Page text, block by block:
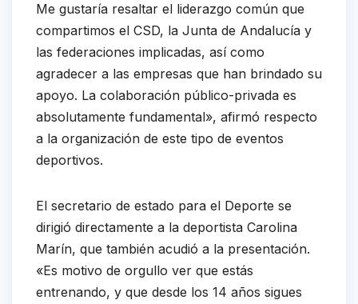
Me gustaría resaltar el liderazgo común que
compartimos el CSD, la Junta de Andalucía y
las federaciones implicadas, así como
agradecer a las empresas que han brindado su
apoyo. La colaboración público-privada es
absolutamente fundamental», afirmó respecto
a la organización de este tipo de eventos
deportivos.
El secretario de estado para el Deporte se
dirigió directamente a la deportista Carolina
Marín, que también acudió a la presentación.
«Es motivo de orgullo ver que estás
entrenando, y que desde los 14 años sigues